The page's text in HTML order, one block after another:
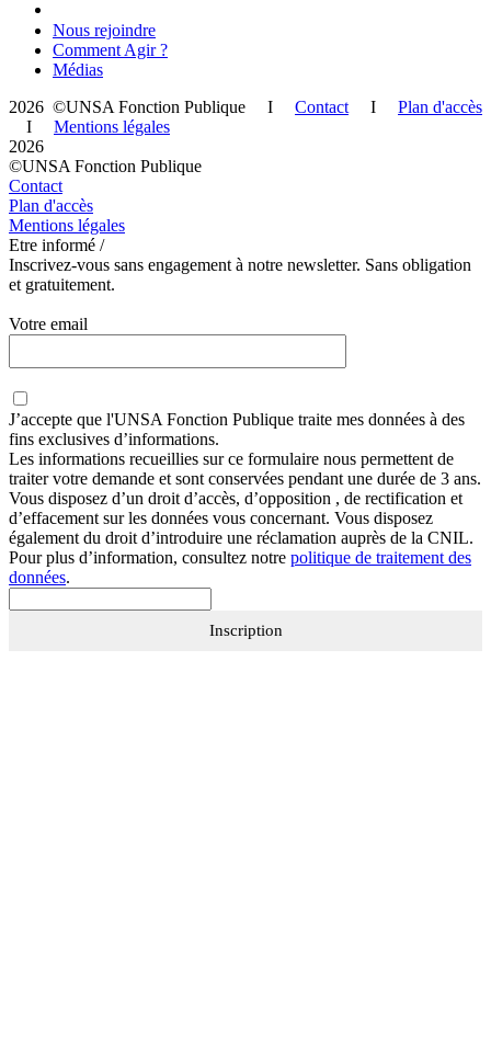
Nous rejoindre
Comment Agir ?
Médias
2026 ©UNSA Fonction Publique I Contact I Plan d'accès
I Mentions légales
2026
©UNSA Fonction Publique
Contact
Plan d'accès
Mentions légales
Etre informé /
Inscrivez-vous sans engagement à notre newsletter. Sans obligation
et gratuitement.
Votre email
J’accepte que l'UNSA Fonction Publique traite mes données à des
fins exclusives d’informations.
Les informations recueillies sur ce formulaire nous permettent de
traiter votre demande et sont conservées pendant une durée de 3 ans.
Vous disposez d’un droit d’accès, d’opposition , de rectification et
d’effacement sur les données vous concernant. Vous disposez
également du droit d’introduire une réclamation auprès de la CNIL.
Pour plus d’information, consultez notre politique de traitement des
données.
Inscription